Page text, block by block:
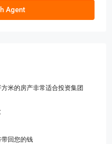
Agent
方米的房产非常适合投资集团
回您的钱